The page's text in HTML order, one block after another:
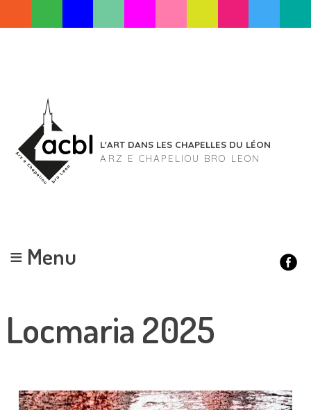
to
L'ART DANS LES CHAPELLES DU LÉON
ARZ E CHAPELIOU BRO LEON
≡ Menu
Locmaria 2025